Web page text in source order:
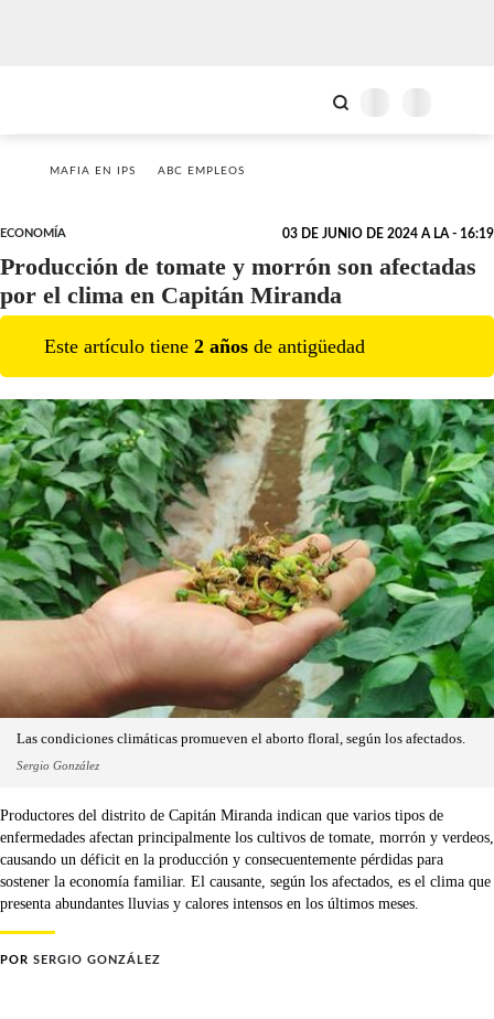
MAFIA EN IPS ABC EMPLEOS
ECONOMÍA 03 DE JUNIO DE 2024 A LA - 16:19
Producción de tomate y morrón son afectadas
por el clima en Capitán Miranda
Este artículo tiene 2 años de antigüedad
Las condiciones climáticas promueven el aborto floral, según los afectados.
Sergio González
Productores del distrito de Capitán Miranda indican que varios tipos de
enfermedades afectan principalmente los cultivos de tomate, morrón y verdeos,
causando un déficit en la producción y consecuentemente pérdidas para
sostener la economía familiar. El causante, según los afectados, es el clima que
presenta abundantes lluvias y calores intensos en los últimos meses.
POR SERGIO GONZÁLEZ